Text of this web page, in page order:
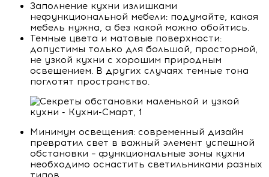
Заполнение кухни излишками
нефункциональной мебели: подумайте, какая
мебель нужна, а без какой можно обойтись.
Темные цвета и матовые поверхности:
допустимы только для большой, просторной,
не узкой кухни с хорошим природным
освещением. В других случаях темные тона
поглотят пространство.
Минимум освещения: современный дизайн
превратил свет в важный элемент успешной
обстановки – функциональные зоны кухни
необходимо оснастить светильниками разных